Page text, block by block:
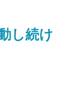
し続け